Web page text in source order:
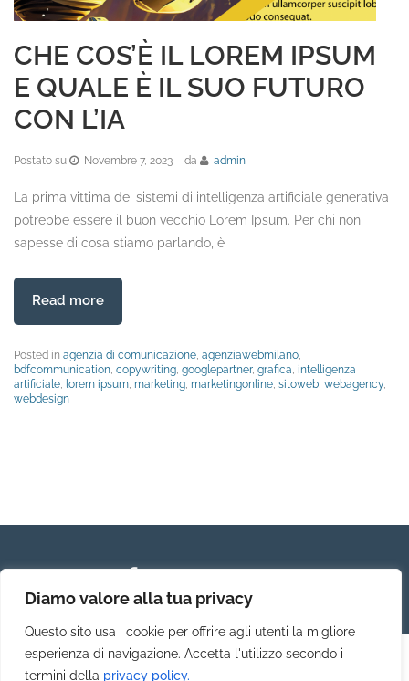
Diamo valore alla tua privacy
Questo sito usa i cookie per offrire agli utenti la migliore
esperienza di navigazione. Accetta l'utilizzo secondo i
termini della privacy policy.
CHE COS’È IL LOREM IPSUM
E QUALE È IL SUO FUTURO
CON L’IA
Postato su Novembre 7, 2023 da admin
La prima vittima dei sistemi di intelligenza artificiale generativa
potrebbe essere il buon vecchio Lorem Ipsum. Per chi non
sapesse di cosa stiamo parlando, è
Read more
Posted in agenzia di comunicazione agenziawebmilano
bdfcommunication copywriting googlepartner, grafica intelligenza
artificiale
lorem ipsum marketing marketingonline sitoweb webagency
webdesign